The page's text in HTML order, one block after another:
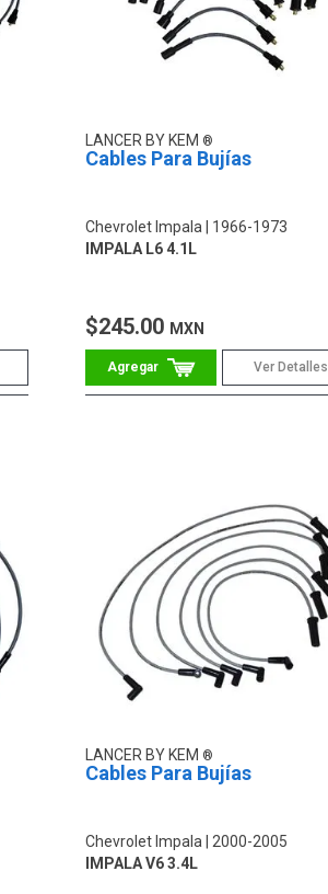
LANCER BY KEM
Cables Para Bujías
Chevrolet Impala
1966-1973
IMPALA L6 4.1L
$245.00 MXN
Ver Detalles
LANCER BY KEM
Cables Para Bujías
Chevrolet Impala 2000-2005
IMPALA V6 3.4L